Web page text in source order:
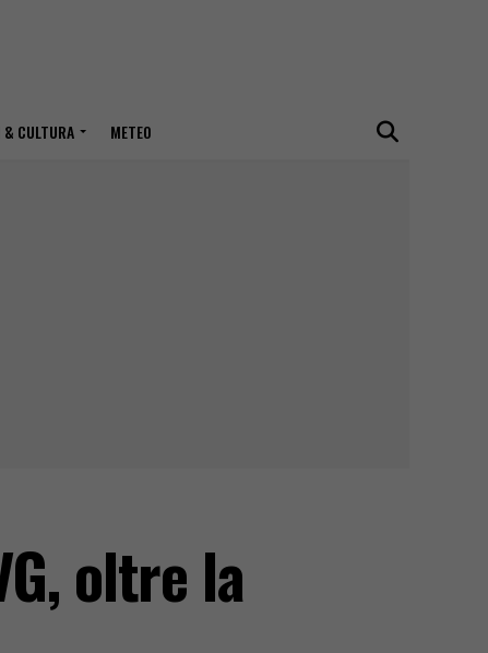
& CULTURA METEO
oltre la